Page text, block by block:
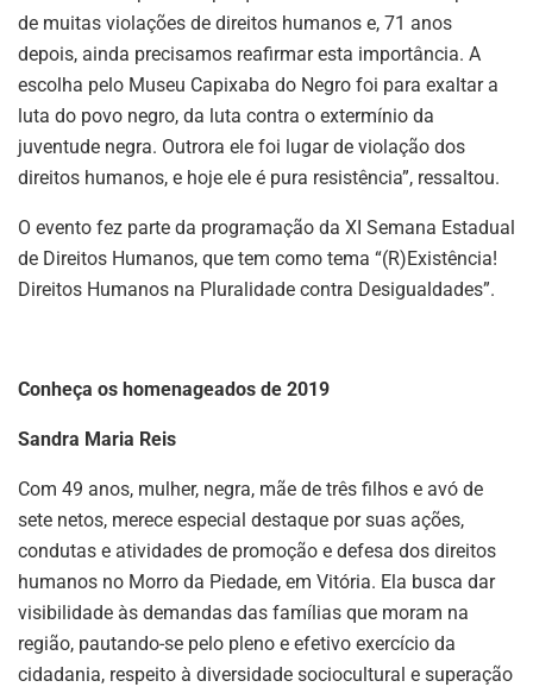
de muitas violações de direitos humanos e, 71 anos
depois, ainda precisamos reafirmar esta importância. A
escolha pelo Museu Capixaba do Negro foi para exaltar a
luta do povo negro, da luta contra o extermínio da
juventude negra. Outrora ele foi lugar de violação dos
direitos humanos, e hoje ele é pura resistência”, ressaltou.
O evento fez parte da programação da XI Semana Estadual
de Direitos Humanos, que tem como tema “(R)Existência!
Direitos Humanos na Pluralidade contra Desigualdades”.
Conheça os homenageados de 2019
Sandra Maria Reis
Com 49 anos, mulher, negra, mãe de três filhos e avó de
sete netos, merece especial destaque por suas ações,
condutas e atividades de promoção e defesa dos direitos
humanos no Morro da Piedade, em Vitória. Ela busca dar
visibilidade às demandas das famílias que moram na
região, pautando-se pelo pleno e efetivo exercício da
cidadania, respeito à diversidade sociocultural e superação